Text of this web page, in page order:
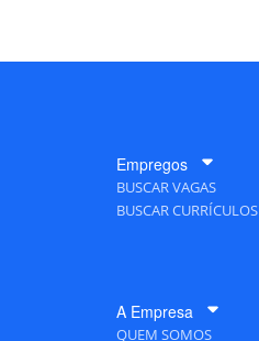
Empregos
BUSCAR VAGAS
BUSCAR CURRÍCULOS
A Empresa
QUEM SOMOS